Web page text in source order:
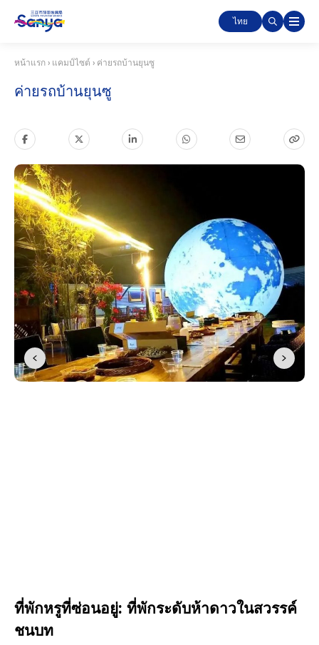
ไทย
หน้าแรก › แคมป์ไซต์ › ค่ายรถบ้านยุนซู
ค่ายรถบ้านยุนซู
ที่พักหรูที่ซ่อนอยู่: ที่พักระดับห้าดาวในสวรรค์
ชนบท